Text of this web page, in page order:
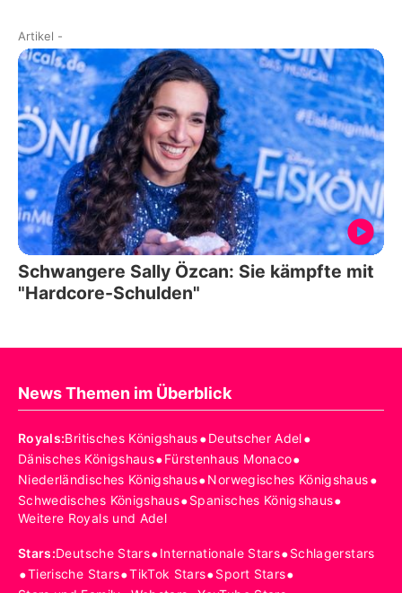
Artikel -
Schwangere Sally Özcan: Sie kämpfte mit
"Hardcore-Schulden"
News Themen im Überblick
Royals:Britisches Königshaus•Deutscher Adel•
Dänisches Königshaus•Fürstenhaus Monaco•
Niederländisches Königshaus•Norwegisches Königshaus•
Schwedisches Königshaus•Spanisches Königshaus•
Weitere Royals und Adel
Stars:Deutsche Stars•Internationale Stars•Schlagerstars
•Tierische Stars•TikTok Stars•Sport Stars•